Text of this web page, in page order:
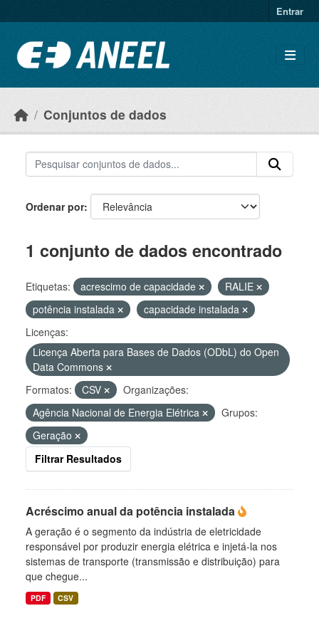
Entrar
Conjuntos de dados
Ordenar por
1 conjunto de dados encontrado
Etiquetas: acrescimo de capacidade
RALIE
potência instalada
capacidade instalada
Licenças:
Licença Aberta para Bases de Dados (ODbL) do Open
Data Commons
Formatos:
CSV
Organizações:
Agência Nacional de Energia Elétrica
Grupos:
Geração
Filtrar Resultados
Acréscimo anual da potência instalada
A geração é o segmento da indústria de eletricidade
responsável por produzir energia elétrica e injetá-la nos
sistemas de transporte (transmissão e distribuição) para
que chegue...
PDF CSV